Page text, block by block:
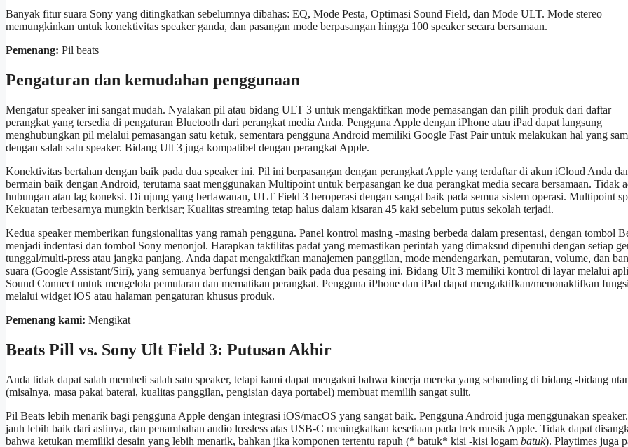
Banyak fitur suara Sony yang ditingkatkan sebelumnya dibahas: EQ, Mode Pesta, Optimasi Sound Field, dan Mode ULT. Mode stereo
memungkinkan untuk konektivitas speaker ganda, dan pasangan mode berpasangan hingga 100 speaker secara bersamaan.
Pemenang: Pil beats
Pengaturan dan kemudahan penggunaan
Mengatur speaker ini sangat mudah. Nyalakan pil atau bidang ULT 3 untuk mengaktifkan mode pemasangan dan pilih produk dari daftar
perangkat yang tersedia di pengaturan Bluetooth dari perangkat media Anda. Pengguna Apple dengan iPhone atau iPad dapat langsung
menghubungkan pil melalui pemasangan satu ketuk, sementara pengguna Android memiliki Google Fast Pair untuk melakukan hal yang
dengan salah satu speaker. Bidang Ult 3 juga kompatibel dengan perangkat Apple.
Konektivitas bertahan dengan baik pada dua speaker ini. Pil ini berpasangan dengan perangkat Apple yang terdaftar di akun iCloud Anda
bermain baik dengan Android, terutama saat menggunakan Multipoint untuk berpasangan ke dua perangkat media secara bersamaan. Tidak
hubungan atau lag koneksi. Di ujung yang berlawanan, ULT Field 3 beroperasi dengan sangat baik pada semua sistem operasi. Multipoint
Kekuatan terbesarnya mungkin berkisar; Kualitas streaming tetap halus dalam kisaran 45 kaki sebelum putus sekolah terjadi.
Kedua speaker memberikan fungsionalitas yang ramah pengguna. Panel kontrol masing -masing berbeda dalam presentasi, dengan tombol
menjadi indentasi dan tombol Sony menonjol. Harapkan taktilitas padat yang memastikan perintah yang dimaksud dipenuhi dengan setiap
tunggal/multi-press atau jangka panjang. Anda dapat mengaktifkan manajemen panggilan, mode mendengarkan, pemutaran, volume, dan
suara (Google Assistant/Siri), yang semuanya berfungsi dengan baik pada dua pesaing ini. Bidang Ult 3 memiliki kontrol di layar melalui
Sound Connect untuk mengelola pemutaran dan mematikan perangkat. Pengguna iPhone dan iPad dapat mengaktifkan/menonaktifkan
melalui widget iOS atau halaman pengaturan khusus produk.
Pemenang kami: Mengikat
Beats Pill vs. Sony Ult Field 3: Putusan Akhir
Anda tidak dapat salah membeli salah satu speaker, tetapi kami dapat mengakui bahwa kinerja mereka yang sebanding di bidang -bidang
(misalnya, masa pakai baterai, kualitas panggilan, pengisian daya portabel) membuat memilih sangat sulit.
Pil Beats lebih menarik bagi pengguna Apple dengan integrasi iOS/macOS yang sangat baik. Pengguna Android juga menggunakan
jauh lebih baik dari aslinya, dan penambahan audio lossless atas USB-C meningkatkan kesetiaan pada trek musik Apple. Tidak dapat
bahwa ketukan memiliki desain yang lebih menarik, bahkan jika komponen tertentu rapuh (* batuk* kisi -kisi logam batuk). Playtimes juga